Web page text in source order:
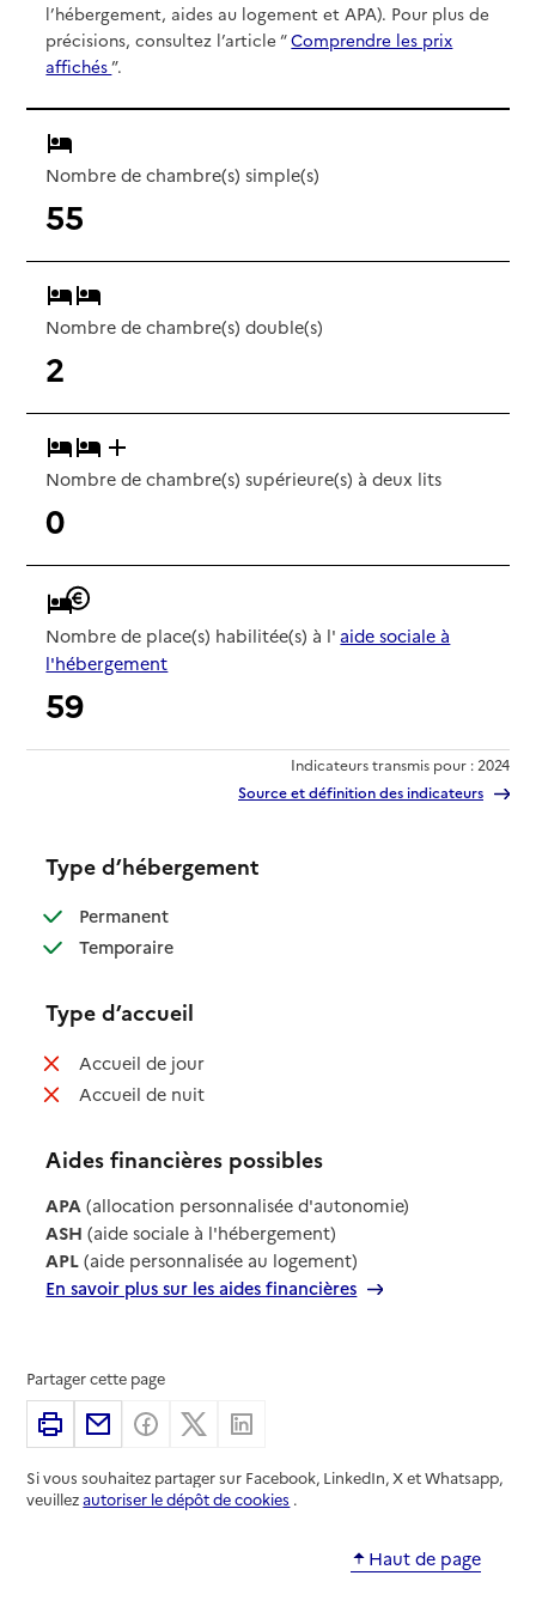
l’hébergement, aides au logement et APA). Pour plus de
précisions, consultez l’article “Comprendre les prix
affichés”.
Nombre de chambre(s) simple(s)
55
Nombre de chambre(s) double(s)
2
Nombre de chambre(s) supérieure(s) à deux lits
0
Nombre de place(s) habilitée(s) à l' aide sociale à
l'hébergement
59
Indicateurs transmis pour : 2024
Source et définition des indicateurs
Type d’hébergement
Permanent: disponible
Temporaire: disponible
Type d’accueil
Accueil de jour: non disponible
Accueil de nuit: non disponible
Aides financières possibles
APA (allocation personnalisée d'autonomie)
ASH (aide sociale à l'hébergement)
APL (aide personnalisée au logement)
En savoir plus sur les aides financières
Partager cette page
ImprimerPartager par email
Partager sur Facebook
Partager sur X
Si vous souhaitez partager sur Facebook, LinkedIn, X et Whatsapp,
veuillezautoriser le dépôt de cookies .
Haut de page